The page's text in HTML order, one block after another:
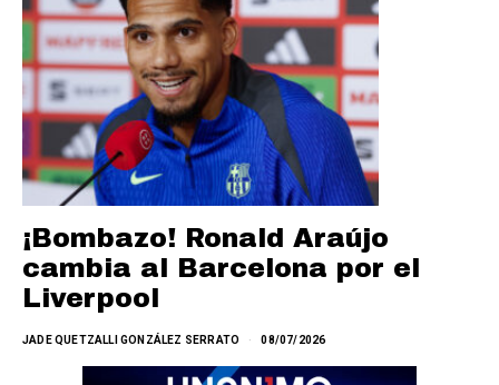
¡Bombazo! Ronald Araújo
cambia al Barcelona por el
Liverpool
JADE QUETZALLI GONZÁLEZ SERRATO 08/07/2026